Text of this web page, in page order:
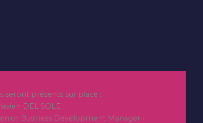
seront présents sur place :
DEL SOLE
Business Development Manager •